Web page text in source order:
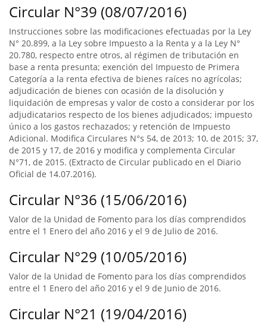
Circular N°39 (08/07/2016)
Instrucciones sobre las modificaciones efectuadas por la Ley
N° 20.899, a la Ley sobre Impuesto a la Renta y a la Ley N°
20.780, respecto entre otros, al régimen de tributación en
base a renta presunta; exención del Impuesto de Primera
Categoría a la renta efectiva de bienes raíces no agrícolas;
adjudicación de bienes con ocasión de la disolución y
liquidación de empresas y valor de costo a considerar por los
adjudicatarios respecto de los bienes adjudicados; impuesto
único a los gastos rechazados; y retención de Impuesto
Adicional. Modifica Circulares N°s 54, de 2013; 10, de 2015; 37,
de 2015 y 17, de 2016 y modifica y complementa Circular
N°71, de 2015. (Extracto de Circular publicado en el Diario
Oficial de 14.07.2016).
Circular N°36 (15/06/2016)
Valor de la Unidad de Fomento para los días comprendidos
entre el 1 Enero del año 2016 y el 9 de Julio de 2016.
Circular N°29 (10/05/2016)
Valor de la Unidad de Fomento para los días comprendidos
entre el 1 Enero del año 2016 y el 9 de Junio de 2016.
Circular N°21 (19/04/2016)